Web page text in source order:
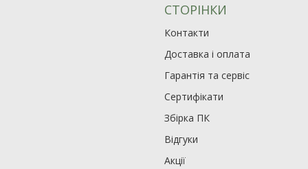
СТОРІНКИ
Контакти
Доставка і оплата
Гарантія та сервіс
Сертифікати
Збірка ПК
Відгуки
Акції